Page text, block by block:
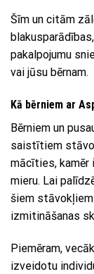
Šīm un citām
pakalpojumu
vai jūsu bērnam.
Kā bērniem ar
Bērniem un
saistītiem
mācīties,
mieru. Lai
šiem
izmitināšanas
Piemēram,
izveidotu